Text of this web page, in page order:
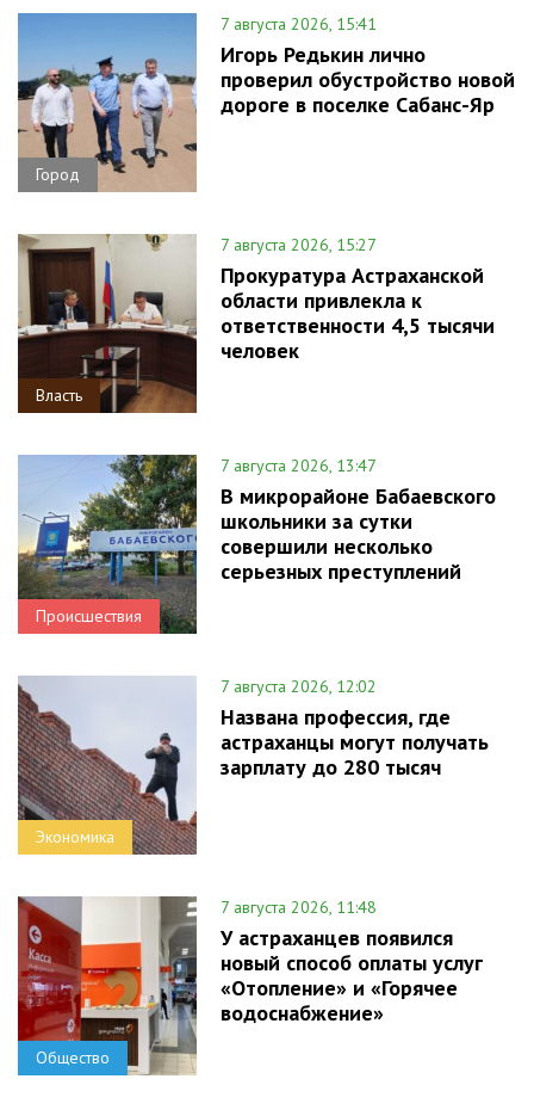
Город
7 августа 2026, 15:41
Игорь Редькин лично
проверил обустройство новой
дороге в поселке Сабанс-Яр
Власть
7 августа 2026, 15:27
Прокуратура Астраханской
области привлекла к
ответственности 4,5 тысячи
человек
Происшествия
7 августа 2026, 13:47
В микрорайоне Бабаевского
школьники за сутки
совершили несколько
серьезных преступлений
Экономика
7 августа 2026, 12:02
Названа профессия, где
астраханцы могут получать
зарплату до 280 тысяч
Общество
7 августа 2026, 11:48
У астраханцев появился
новый способ оплаты услуг
«Отопление» и «Горячее
водоснабжение»